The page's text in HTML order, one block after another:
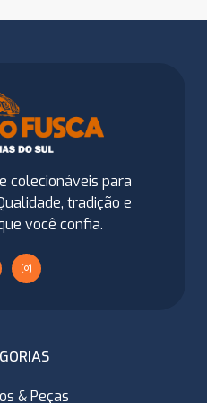
colecionáveis para
tradição e
você confia.
& Peças